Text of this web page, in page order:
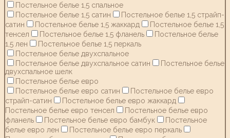
Постельное белье 1,5 спальное
Постельное белье 1,5 сатин
Постельное белье 1,5 страйп-
сатин
Постельное белье 1,5 жаккард
Постельное белье 1,5
тенсел
Постельное белье 1,5 фланель
Постельное белье
1,5 лен
Постельное белье 1,5 перкаль
Постельное белье двухспальное
Постельное белье двухспальное сатин
Постельное белье
двухспальное шелк
Постельное белье евро
Постельное белье евро сатин
Постельное белье евро
страйп-сатин
Постельное белье евро жаккард
Постельное белье евро тенсел
Постельное белье евро
фланель
Постельное белье евро бамбук
Постельное
белье евро лен
Постельное белье евро перкаль